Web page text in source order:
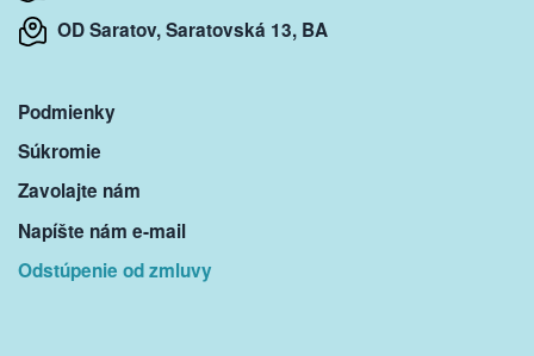
OD Saratov, Saratovská 13, BA
Podmienky
Súkromie
Zavolajte nám
Napíšte nám e-mail
Odstúpenie od zmluvy